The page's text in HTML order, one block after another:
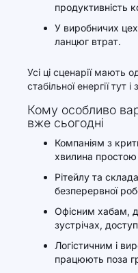
продуктивність
У виробничих
ланцюг втрат.
Усі ці сценарії мають
стабільної енергії тут і
Кому особливо
вже сьогодні
Компаніям з
хвилина простою
Рітейлу та
безперервної
Офісним хабам,
зустрічах,
Логістичним і
працюють поза